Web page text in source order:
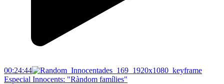
00:24:44
Especial Innocents: "Ràndom famílies"